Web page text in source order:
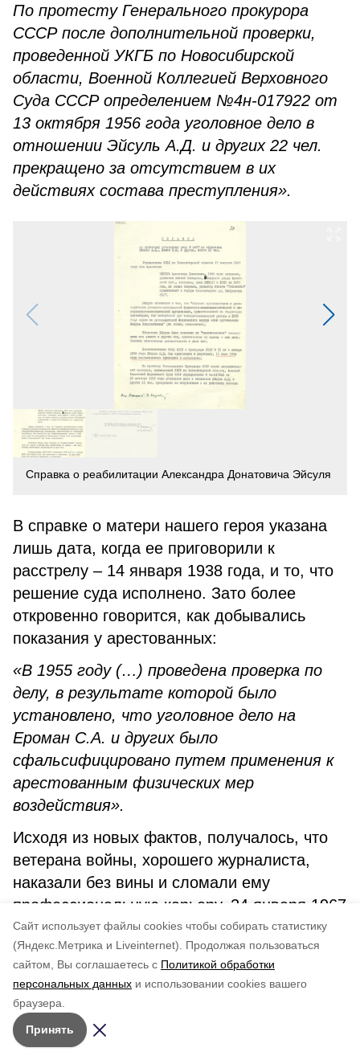
Cайт использует файлы cookies чтобы собирать статистику
(Яндекс.Метрика и Liveinternet).
Продолжая пользоваться
сайтом, Вы соглашаетесь с Политикой обработки
персональных данных и использовании cookies вашего
браузера.
Принять
По протесту Генерального прокурора
СССР после дополнительной проверки,
проведенной УКГБ по Новосибирской
области, Военной Коллегией Верховного
Суда СССР определением №4н-017922 от
13 октября 1956 года уголовное дело в
отношении Эйсуль А.Д. и других 22 чел.
прекращено за отсутствием в их
действиях состава преступления».
Справка о реабилитации Александра Донатовича Эйсуля
В справке о матери нашего героя указана
лишь дата, когда ее приговорили к
расстрелу – 14 января 1938 года, и то, что
решение суда исполнено. Зато более
откровенно говорится, как добывались
показания у арестованных:
«В 1955 году (…) проведена проверка по
делу, в результате которой было
установлено, что уголовное дело на
Ероман С.А. и других было
сфальсифицировано путем применения к
арестованным физических мер
воздействия».
Исходя из новых фактов, получалось, что
ветерана войны, хорошего журналиста,
наказали без вины и сломали ему
профессиональную карьеру. 24 января 1967
года Ациб Александрович отнес заявление
в Сахалинский обком партии, в котором
кратко изложил свою историю, а в
завершение написал:
«Убедительно прошу областной комитет
КПСС восстановить меня в рядах партии.